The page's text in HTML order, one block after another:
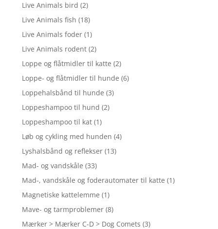
Live Animals bird (2)
Live Animals fish (18)
Live Animals foder (1)
Live Animals rodent (2)
Loppe og flåtmidler til katte (2)
Loppe- og flåtmidler til hunde (6)
Loppehalsbånd til hunde (3)
Loppeshampoo til hund (2)
Loppeshampoo til kat (1)
Løb og cykling med hunden (4)
Lyshalsbånd og reflekser (13)
Mad- og vandskåle (33)
Mad-, vandskåle og foderautomater til katte (1)
Magnetiske kattelemme (1)
Mave- og tarmproblemer (8)
Mærker > Mærker C-D > Dog Comets (3)